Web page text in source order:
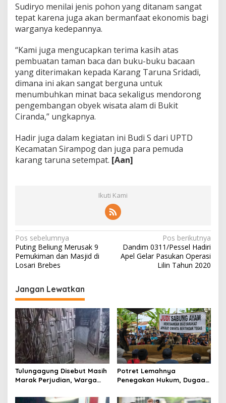
k
i
C
r
a
n
a
S
i
r
a
p
o
g
Sudiryo menilai jenis pohon yang ditanam sangat
tepat karena juga akan bermanfaat ekonomis bagi
warganya kedepannya.
“Kami juga mengucapkan terima kasih atas
pembuatan taman baca dan buku-buku bacaan
yang diterimakan kepada Karang Taruna Sridadi,
dimana ini akan sangat berguna untuk
menumbuhkan minat baca sekaligus mendorong
pengembangan obyek wisata alam di Bukit
Ciranda,” ungkapnya.
Hadir juga dalam kegiatan ini Budi S dari UPTD
Kecamatan Sirampog dan juga para pemuda
karang taruna setempat. [Aan]
Ikuti Kami
N
a
v
i
g
a
s
i
p
o
s
Pos sebelumnya
Puting Beliung Merusak 9
Pemukiman dan Masjid di
Losari Brebes
Pos berikutnya
Dandim 0311/Pessel Hadiri
Apel Gelar Pasukan Operasi
Lilin Tahun 2020
Jangan Lewatkan
Tulungagung Disebut Masih
Marak Perjudian, Warga
hingga Usut Dugaan Beking
Potret Lemahnya
Penegakan Hukum, Dugaan
Tulungagung Tuai Sorotan